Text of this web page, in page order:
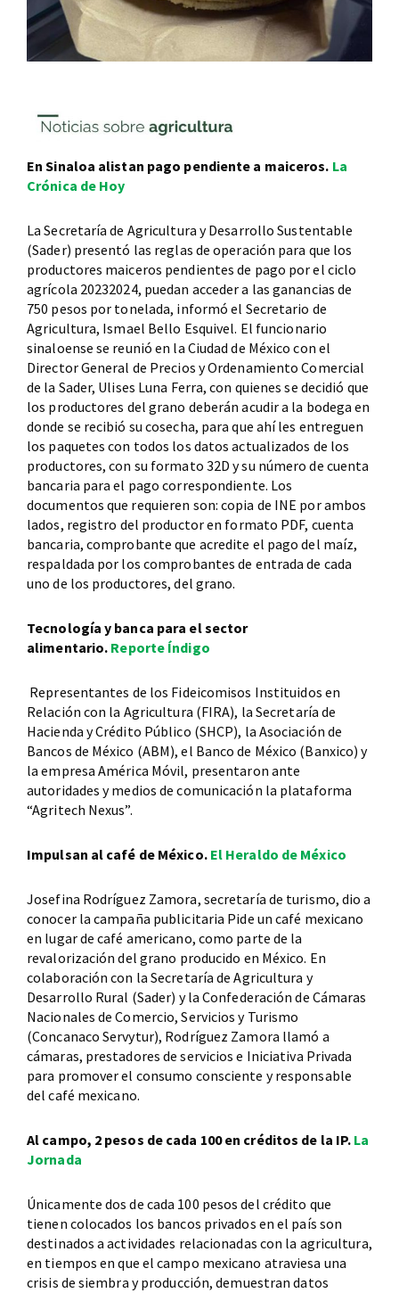
En Sinaloa alistan pago pendiente a maiceros. La
Crónica de Hoy
La Secretaría de Agricultura y Desarrollo Sustentable
(Sader) presentó las reglas de operación para que los
productores maiceros pendientes de pago por el ciclo
agrícola 20232024, puedan acceder a las ganancias de
750 pesos por tonelada, informó el Secretario de
Agricultura, Ismael Bello Esquivel. El funcionario
sinaloense se reunió en la Ciudad de México con el
Director General de Precios y Ordenamiento Comercial
de la Sader, Ulises Luna Ferra, con quienes se decidió que
los productores del grano deberán acudir a la bodega en
donde se recibió su cosecha, para que ahí les entreguen
los paquetes con todos los datos actualizados de los
productores, con su formato 32D y su número de cuenta
bancaria para el pago correspondiente. Los
documentos que requieren son: copia de INE por ambos
lados, registro del productor en formato PDF, cuenta
bancaria, comprobante que acredite el pago del maíz,
respaldada por los comprobantes de entrada de cada
uno de los productores, del grano.
Tecnología y banca para el sector
alimentario. Reporte Índigo
Representantes de los Fideicomisos Instituidos en
Relación con la Agricultura (FIRA), la Secretaría de
Hacienda y Crédito Público (SHCP), la Asociación de
Bancos de México (ABM), el Banco de México (Banxico) y
la empresa América Móvil, presentaron ante
autoridades y medios de comunicación la plataforma
“Agritech Nexus”.
Impulsan al café de México. El Heraldo de México
Josefina Rodríguez Zamora, secretaría de turismo, dio a
conocer la campaña publicitaria Pide un café mexicano
en lugar de café americano, como parte de la
revalorización del grano producido en México. En
colaboración con la Secretaría de Agricultura y
Desarrollo Rural (Sader) y la Confederación de Cámaras
Nacionales de Comercio, Servicios y Turismo
(Concanaco Servytur), Rodríguez Zamora llamó a
cámaras, prestadores de servicios e Iniciativa Privada
para promover el consumo consciente y responsable
del café mexicano.
Al campo, 2 pesos de cada 100 en créditos de la IP. La
Jornada
Únicamente dos de cada 100 pesos del crédito que
tienen colocados los bancos privados en el país son
destinados a actividades relacionadas con la agricultura,
en tiempos en que el campo mexicano atraviesa una
crisis de siembra y producción, demuestran datos